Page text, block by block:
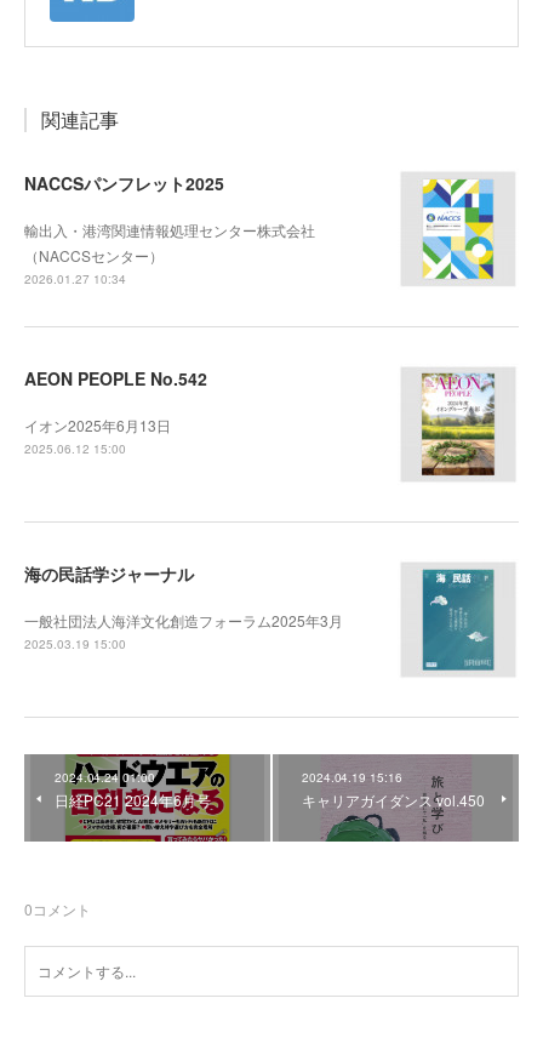
関連記事
NACCSパンフレット2025
輸出入・港湾関連情報処理センター株式会社
（NACCSセンター）
2026.01.27 10:34
AEON PEOPLE No.542
イオン2025年6月13日
2025.06.12 15:00
海の民話学ジャーナル
一般社団法人海洋文化創造フォーラム2025年3月
2025.03.19 15:00
2024.04.24 01:00
日経PC21 2024年6月号
2024.04.19 15:16
キャリアガイダンス vol.450
0コメント